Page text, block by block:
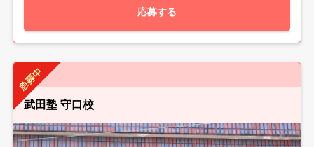
応募する
武田塾 守口校